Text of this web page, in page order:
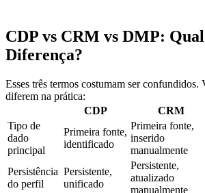
CDP vs CRM vs DMP:
Diferença?
Esses três termos costumam ser confundidos.
diferem na prática:
CDP
CRM
Tipo de
dado
principal
Primeira fonte,
identificado
Primeira fonte,
inserido
manualmente
Persistência
do perfil
Persistente,
unificado
Persistente,
atualizado
manualmente